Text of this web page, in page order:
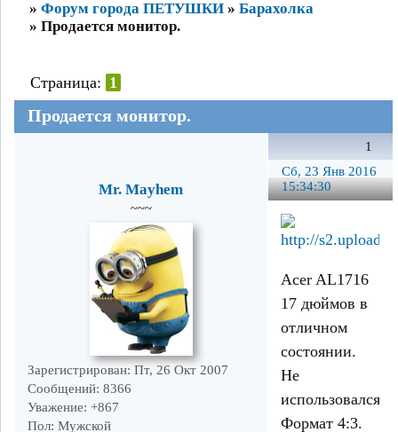
» Форум города ПЕТУШКИ » Барахолка
» Продается монитор.
Продается монитор.
Страница: 1
1
Сб, 23 Янв 2016
15:34:30
Mr. Mayhem
~~~
Зарегистрирован: Пт, 26 Окт 2007
Сообщений: 8366
Уважение: +867
Пол: Мужской
Acer AL1716
17 дюймов в
отличном
состоянии.
Не
использовался.
Формат 4:3.